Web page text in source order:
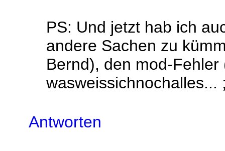
PS: Und jetzt hab ich
andere Sachen zu
Bernd), den mod-
wasweissichnochalles...
Antworten